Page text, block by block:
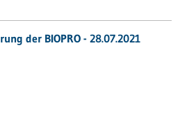
der BIOPRO - 28.07.2021